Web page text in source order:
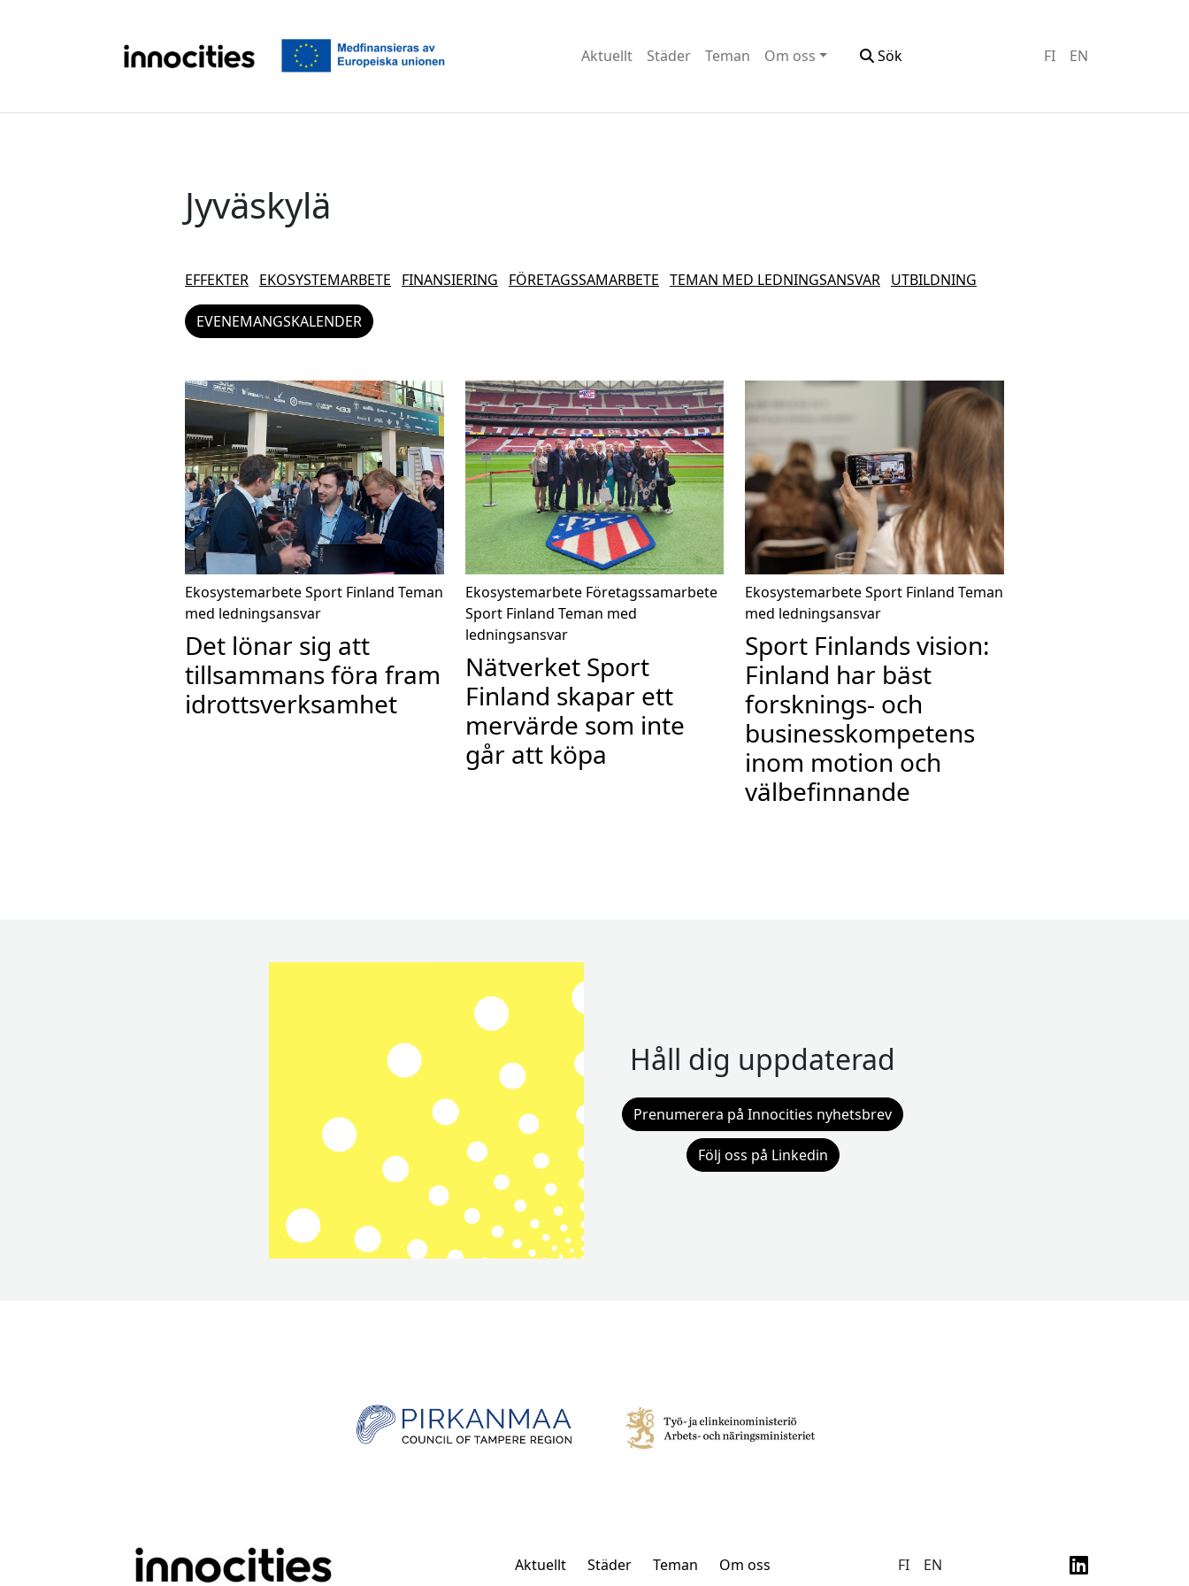
Hoppa till innehållet
Aktuellt Städer Teman Om oss Sök FI EN
Jyväskylä
EFFEKTER EKOSYSTEMARBETE FINANSIERING FÖRETAGSSAMARBETE TEMAN MED LEDNINGSANSVAR UTBILDNING
EVENEMANGSKALENDER
EkosystemarbeteSport Finland Teman
med ledningsansvar
Det lönar sig att
tillsammans föra fram
idrottsverksamhet
Ekosystemarbete Företagssamarbete
Sport Finland Teman med
ledningsansvar
Nätverket Sport
Finland skapar ett
mervärde som inte
går att köpa
EkosystemarbeteSport Finland Teman
med ledningsansvar
Sport Finlands vision:
Finland har bäst
forsknings- och
businesskompetens
inom motion och
välbefinnande
Håll dig uppdaterad
Prenumerera på Innocities nyhetsbrev
Följ oss på Linkedin
Aktuellt Städer Teman Om oss FI EN